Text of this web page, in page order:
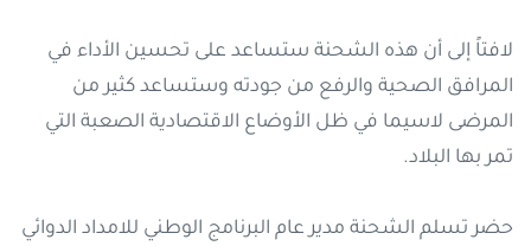
لافتاً إلى أن هذه الشحنة ستساعد على تحسين الأداء في
المرافق الصحية والرفع من جودته وستساعد كثير من
المرضى لاسيما في ظل الأوضاع الاقتصادية الصعبة التي
تمر بها البلاد.
حضر تسلم الشحنة مدير عام البرنامج الوطني للامداد الدوائي